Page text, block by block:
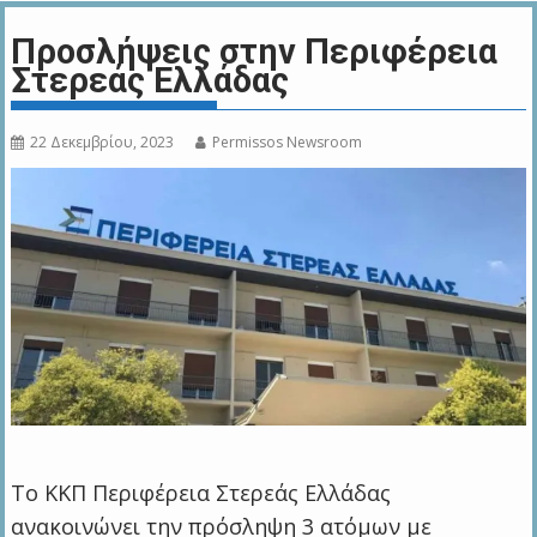
Προσλήψεις στην Περιφέρεια
Στερεάς Ελλάδας
22 Δεκεμβρίου, 2023 Permissos Newsroom
Το ΚΚΠ Περιφέρεια Στερεάς Ελλάδας
ανακοινώνει την πρόσληψη 3 ατόμων με